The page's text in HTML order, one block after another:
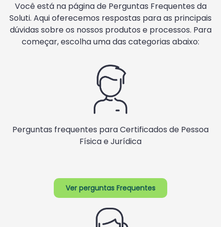
Você está na página de Perguntas Frequentes da
Soluti. Aqui oferecemos respostas para as principais
dúvidas sobre os nossos produtos e processos. Para
começar, escolha uma das categorias abaixo:
Perguntas frequentes para Certificados de Pessoa
Física e Jurídica
Ver perguntas Frequentes